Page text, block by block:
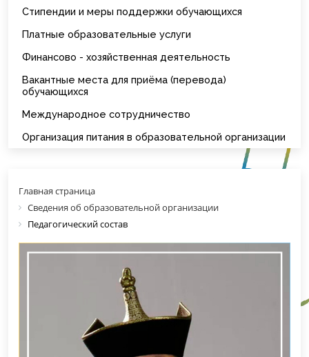
Стипендии и меры поддержки обучающихся
Платные образовательные услуги
Финансово - хозяйственная деятельность
Вакантные места для приёма (перевода)
обучающихся
Международное сотрудничество
Организация питания в образовательной организации
Главная страница
Сведения об образовательной организации
Педагогический состав